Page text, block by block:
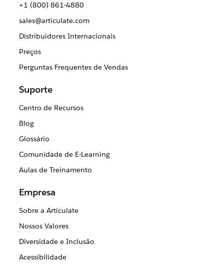
+1 (800) 861-4880
sales@articulate.com
Distribuidores Internacionais
Preços
Perguntas Frequentes de Vendas
Suporte
Centro de Recursos
Blog
Glossário
Comunidade de E-Learning
Aulas de Treinamento
Empresa
Sobre a Articulate
Nossos Valores
Diversidade e Inclusão
Acessibilidade